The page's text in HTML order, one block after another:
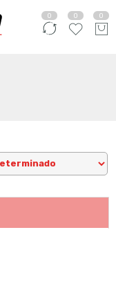
0 0 0